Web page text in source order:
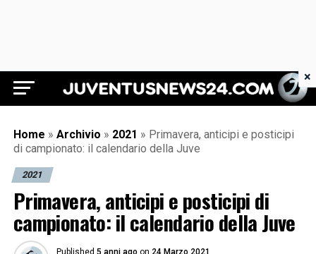
Juventus News 24
Home » Archivio » 2021 » Primavera, anticipi e posticipi
di campionato: il calendario della Juve
2021
Primavera, anticipi e posticipi di
campionato: il calendario della Juve
Published 5 anni ago on 24 Marzo 2021
×